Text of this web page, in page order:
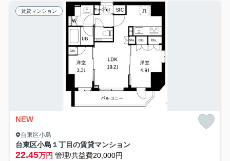
賃貸マンション
NEW
台東区小島
台東区小島１丁目の賃貸マンション
22.45万円 管理/共益費20,000円